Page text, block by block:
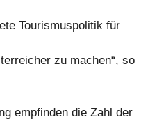
Tourismuspolitik für
zu machen“, so
empfinden die Zahl der